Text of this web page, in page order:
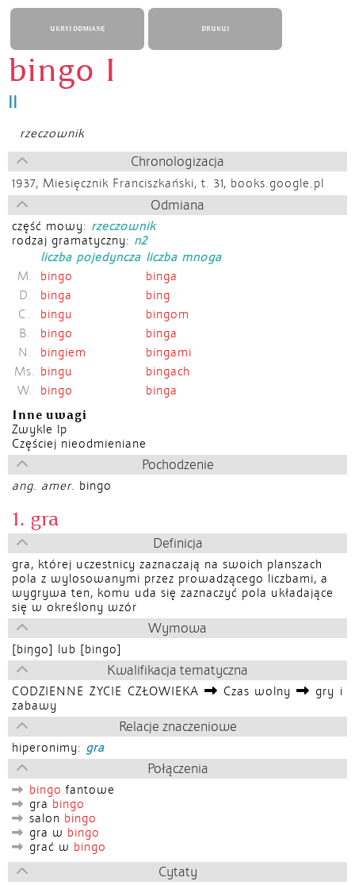
UKRYJ ODMIANĘ DRUKUJ
bingo I
II
rzeczownik
Chronologizacja
1937, Miesięcznik Franciszkański, t. 31, books.google.pl
Odmiana
część mowy: rzeczownik
rodzaj gramatyczny: n2
liczba pojedyncza liczba mnoga
M.
bingo
binga
D.
binga
bing
C.
bingu
bingom
B.
bingo
binga
N.
bingiem
bingami
Ms. bingu
bingach
W.
bingo binga
Inne uwagi
Zwykle lp
Częściej nieodmieniane
Pochodzenie
ang. amer. bingo
1. gra
Definicja
gra, której uczestnicy zaznaczają na swoich planszach
pola z wylosowanymi przez prowadzącego liczbami, a
wygrywa ten, komu uda się zaznaczyć pola układające
się w określony wzór
Wymowa
[biŋgo] lub [bingo]
Kwalifikacja tematyczna
CODZIENNE ŻYCIE CZŁOWIEKA Czas wolny
gry i
zabawy
Relacje znaczeniowe
hiperonimy: gra
Połączenia
bingo fantowe
gra bingo
salon bingo
gra w bingo
grać w bingo
Cytaty